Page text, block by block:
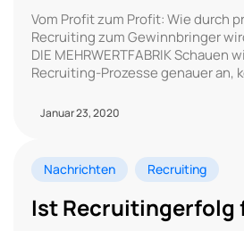
Vom Profit zum Profit: Wie durch
Recruiting zum Gewinnbringer
DIE MEHRWERTFABRIK Schauen
Recruiting-Prozesse genauer an,
Januar 23, 2020
Nachrichten Recruiting
Ist Recruitingerfolg